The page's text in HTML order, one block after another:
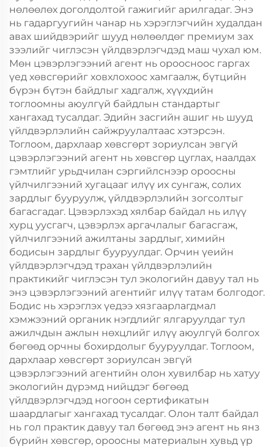
нөлөөлөх доголдолтой гажигийг арилгадаг. Энэ
нь гадаргуугийн чанар нь хэрэглэгчийн худалдан
авах шийдвэрийг шууд нөлөөлдөг премиум зах
зээлийг чиглэсэн үйлдвэрлэгчдэд маш чухал юм.
Мөн цэвэрлэгээний агент нь ороосноос гаргах
үед хөвсгөрийг ховхлохоос хамгаалж, бүтцийн
бүрэн бүтэн байдлыг хадгалж, хүүхдийн
тоглоомны аюулгүй байдлын стандартыг
хангахад тусалдаг. Эдийн засгийн ашиг нь шууд
үйлдвэрлэлийн сайжруулалтаас хэтэрсэн.
Тоглоом, дархлаар хөвсгөрт зориулсан эвгүй
цэвэрлэгээний агент нь хөвсгөр цуглах, наалдах
гэмтлийг урьдчилан сэргийлснээр ороосны
үйлчилгээний хугацааг илүү их сунгаж, солих
зардлыг бууруулж, үйлдвэрлэлийн зогсолтыг
багасгадаг. Цэвэрлэхэд хялбар байдал нь илүү
хурц уусгагч, цэвэрлэх аргачлалыг багасгаж,
үйлчилгээний ажилтаны зардлыг, химийн
бодисын зардлыг бууруулдаг. Орчин үеийн
үйлдвэрлэгчдэд трахан үйлдвэрлэлийн
практикийг чиглэсэн тул экологийн давуу тал нь
энэ цэвэрлэгээний агентийг илүү татам болгодог.
Бодис нь хэрэглэх үедээ хязгаарлагдмал
хэмжээний органик нэгдлийг ялгаруулдаг тул
ажилчдын ажлын нөхцлийг илүү аюулгүй болгох
бөгөөд орчны бохирдолыг бууруулдаг. Тоглоом,
дархлаар хөвсгөрт зориулсан эвгүй
цэвэрлэгээний агентийн олон хувилбар нь хатуу
экологийн дүрэмд нийцдэг бөгөөд
үйлдвэрлэгчдэд ногоон сертификатын
шаардлагыг хангахад тусалдаг. Олон талт байдал
нь гол практик давуу тал бөгөөд энэ агент нь янз
бүрийн хөвсгөр, ороосны материалын хувьд үр